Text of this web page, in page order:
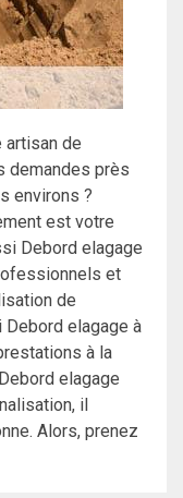
artisan de
demandes près
environs ?
est votre
Debord elagage
et
de
elagage à
à la
elagage
il
Alors, prenez